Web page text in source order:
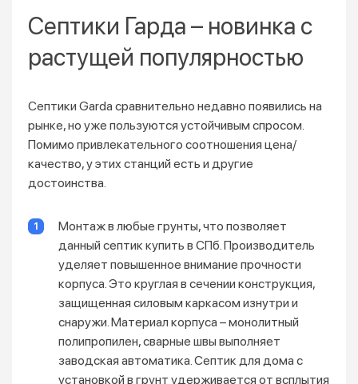
Септики Гарда – новинка с
растущей популярностью
Септики Garda сравнительно недавно появились на
рынке, но уже пользуются устойчивым спросом.
Помимо привлекательного соотношения цена/
качество, у этих станций есть и другие
достоинства.
Монтаж в любые грунты, что позволяет
данный септик купить в СПб. Производитель
уделяет повышенное внимание прочности
корпуса. Это круглая в сечении конструкция,
защищенная силовым каркасом изнутри и
снаружи. Материал корпуса – монолитный
полипропилен, сварные швы выполняет
заводская автоматика. Септик для дома с
установкой в грунт удерживается от всплытия